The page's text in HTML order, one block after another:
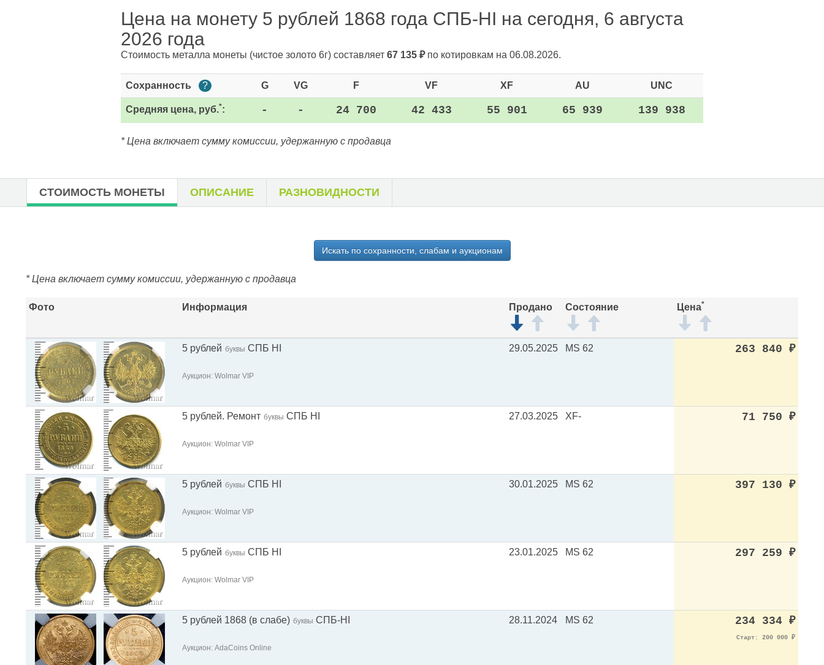
Цена на монету 5 рублей 1868 года СПБ-НІ на сегодня, 6 августа
2026 года
Стоимость металла монеты (чистое золото 6г) составляет 67 135 ₽по котировкам на 06.08.2026.
Сохранность ? G VG F VF XF AU UNC
Средняя цена, руб.*: - - 24 700 42 433 55 901 65 939 139 938
* Цена включает сумму комиссии, удержанную с продавца
СТОИМОСТЬ МОНЕТЫ ОПИСАНИЕ РАЗНОВИДНОСТИ
Искать по сохранности, слабам и аукционам
* Цена включает сумму комиссии, удержанную с продавца
Фото Информация Продано Состояние Цена*
5 рублей буквы СПБ HI
Аукцион: Wolmar VIP
29.05.2025 MS 62 263 840 ₽
5 рублей. Ремонт буквы СПБ HI
Аукцион: Wolmar VIP
27.03.2025 XF- 71 750 ₽
5 рублей буквы СПБ HI
Аукцион: Wolmar VIP
30.01.2025 MS 62 397 130 ₽
5 рублей буквы СПБ HI
Аукцион: Wolmar VIP
23.01.2025 MS 62 297 259 ₽
5 рублей 1868 (в слабе) буквы СПБ-НI
Аукцион: AdaCoins Online
28.11.2024 MS 62 234 334 ₽
Старт: 200 000 ₽